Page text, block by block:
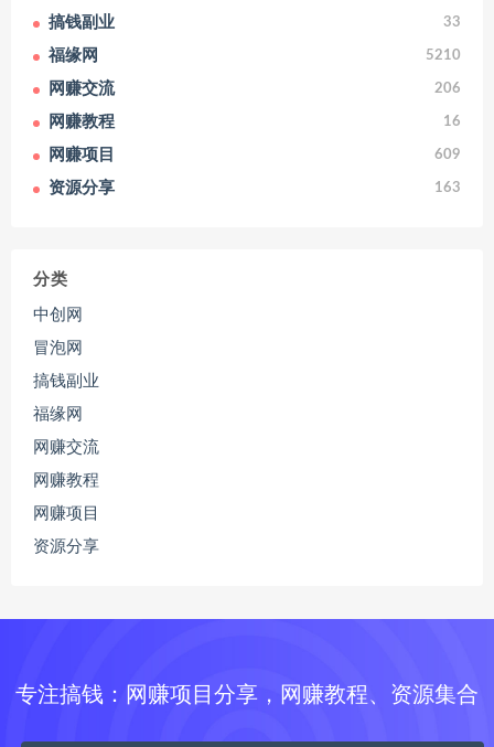
搞钱副业 33
福缘网 5210
网赚交流 206
网赚教程 16
网赚项目 609
资源分享 163
分类
中创网
冒泡网
搞钱副业
福缘网
网赚交流
网赚教程
网赚项目
资源分享
专注搞钱：网赚项目分享，网赚教程、资源集合